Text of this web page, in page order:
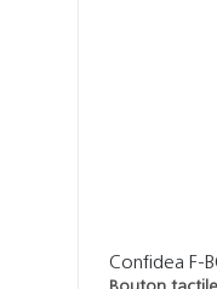
Confidea F-